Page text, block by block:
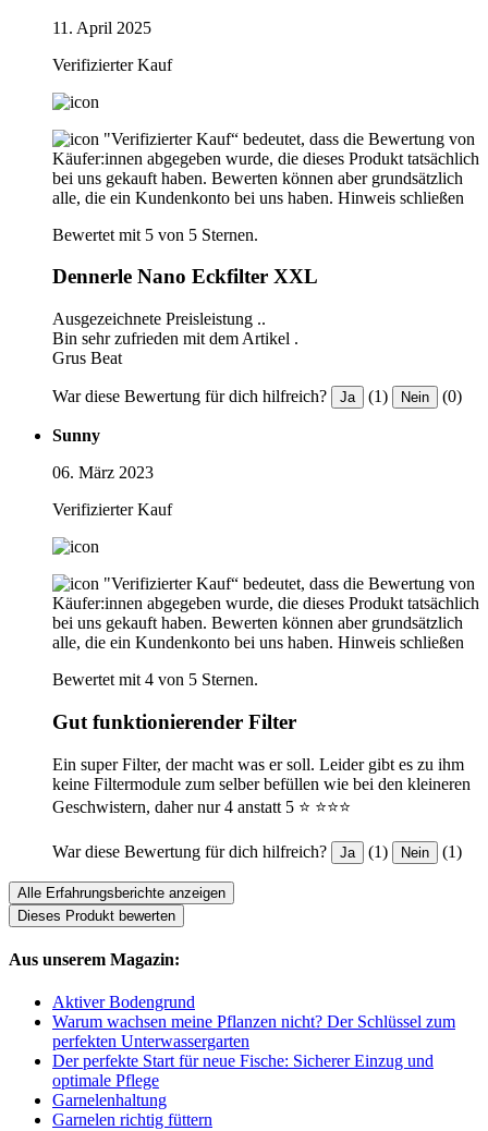
11. April 2025
Verifizierter Kauf
"Verifizierter Kauf“ bedeutet, dass die Bewertung von
Käufer:innen abgegeben wurde, die dieses Produkt tatsächlich
bei uns gekauft haben. Bewerten können aber grundsätzlich
alle, die ein Kundenkonto bei uns haben. Hinweis schließen
Bewertet mit 5 von 5 Sternen.
Dennerle Nano Eckfilter XXL
Ausgezeichnete Preisleistung ..
Bin sehr zufrieden mit dem Artikel .
Grus Beat
War diese Bewertung für dich hilfreich? Ja (1) Nein (0)
Sunny
06. März 2023
Verifizierter Kauf
"Verifizierter Kauf“ bedeutet, dass die Bewertung von
Käufer:innen abgegeben wurde, die dieses Produkt tatsächlich
bei uns gekauft haben. Bewerten können aber grundsätzlich
alle, die ein Kundenkonto bei uns haben. Hinweis schließen
Bewertet mit 4 von 5 Sternen.
Gut funktionierender Filter
Ein super Filter, der macht was er soll. Leider gibt es zu ihm
keine Filtermodule zum selber befüllen wie bei den kleineren
Geschwistern, daher nur 4 anstatt 5 ⭐️ ⭐️⭐️⭐️
War diese Bewertung für dich hilfreich? Ja (1) Nein (1)
Alle Erfahrungsberichte anzeigen
Dieses Produkt bewerten
Aus unserem Magazin:
Aktiver Bodengrund
Warum wachsen meine Pflanzen nicht? Der Schlüssel zum
perfekten Unterwassergarten
Der perfekte Start für neue Fische: Sicherer Einzug und
optimale Pflege
Garnelenhaltung
Garnelen richtig füttern